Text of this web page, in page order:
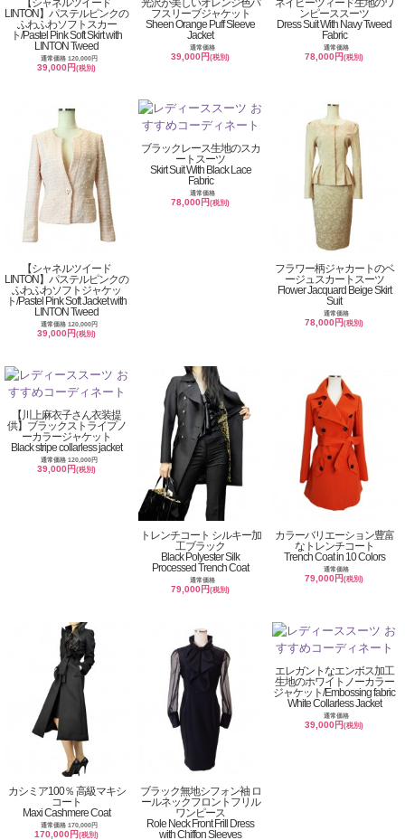
LINTON】パステルピンクの
ふわふわソフトスカー
ト/Pastel Pink Soft Skirt with
LINTON Tweed
通常価格 120,000円
39,000円(税別)
フスリーブジャケット
Sheen Orange Puff Sleeve
Jacket
通常価格
39,000円(税別)
ンピーススーツ
Dress Suit With Navy Tweed
Fabric
通常価格
78,000円(税別)
【シャネルツイード
LINTON】パステルピンクの
ふわふわソフトジャケッ
ト/Pastel Pink Soft Jacket with
LINTON Tweed
通常価格 120,000円
39,000円(税別)
ブラックレース生地のスカ
ートスーツ
Skirt Suit With Black Lace
Fabric
通常価格
78,000円(税別)
フラワー柄ジャカートのベ
ージュスカートスーツ
Flower Jacquard Beige Skirt
Suit
通常価格
78,000円(税別)
【川上麻衣子さん衣装提
供】ブラックストライプノ
ーカラージャケット
Black stripe collarless jacket
通常価格 120,000円
39,000円(税別)
トレンチコート シルキー加
工ブラック
Black Polyester Silk
Processed Trench Coat
通常価格
79,000円(税別)
カラーバリエーション豊富
なトレンチコート
Trench Coat in 10 Colors
通常価格
79,000円(税別)
カシミア100％ 高級マキシ
コート
Maxi Cashmere Coat
通常価格 170,000円
170,000円(税別)
ブラック無地シフォン袖 ロ
ールネックフロントフリル
ワンピース
Role Neck Front Frill Dress
with Chiffon Sleeves
エレガントなエンボス加工
生地のホワイトノーカラー
ジャケット/Embossing fabric
White Collarless Jacket
通常価格
39,000円(税別)